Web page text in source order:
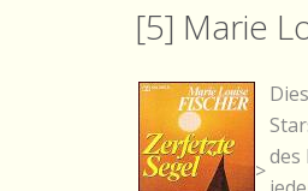
[5] Marie
>
des